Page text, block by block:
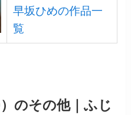
早坂ひめの作品一
覧
のその他｜ふじ